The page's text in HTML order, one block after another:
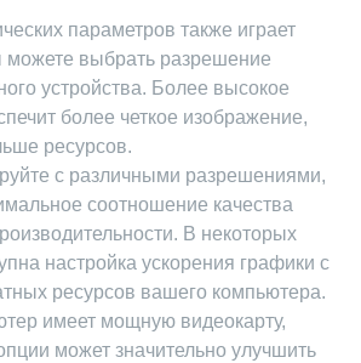
параметров также играет
выбрать разрешение
устройства. Более высокое
более четкое изображение,
ресурсов.
с различными разрешениями,
соотношение качества
В некоторых
настройка ускорения графики с
ресурсов вашего компьютера.
имеет мощную видеокарту,
может значительно улучшить